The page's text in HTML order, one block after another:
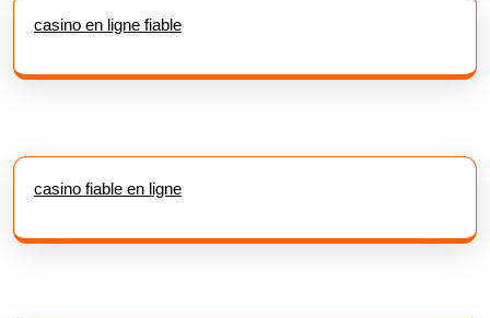
casino en ligne fiable
casino fiable en ligne